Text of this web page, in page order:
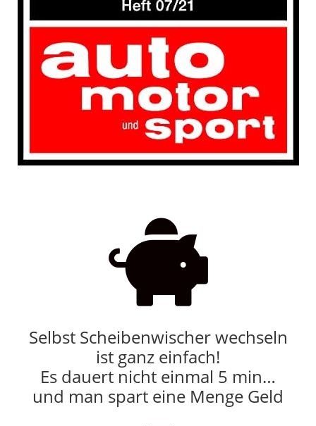

Selbst Scheibenwischer wechseln
ist ganz einfach!
Es dauert nicht einmal 5 min…
und man spart eine Menge Geld